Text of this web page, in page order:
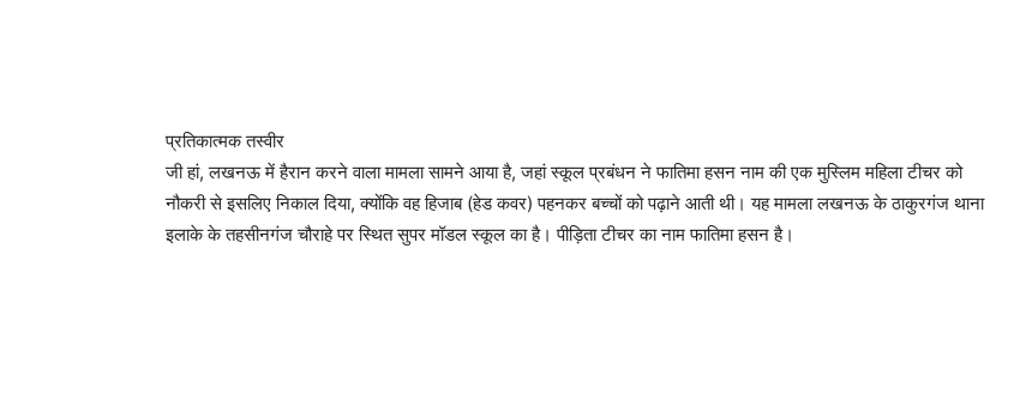
प्रतिकात्मक तस्वीर
जी हां, लखनऊ में हैरान करने वाला मामला सामने आया है, जहां स्कूल प्रबंधन ने फातिमा हसन नाम की एक मुस्लिम महिला टीचर को
नौकरी से इसलिए निकाल दिया, क्योंकि वह हिजाब (हेड कवर) पहनकर बच्चों को पढ़ाने आती थी। यह मामला लखनऊ के ठाकुरगंज थाना
इलाके के तहसीनगंज चौराहे पर स्थित सुपर मॉडल स्कूल का है। पीड़िता टीचर का नाम फातिमा हसन है।